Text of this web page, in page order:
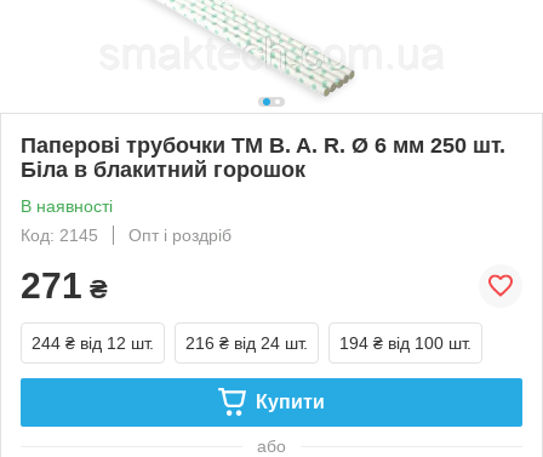
Паперові трубочки TM B. A. R. Ø 6 мм 250 шт.
Біла в блакитний горошок
В наявності
Код: 2145
Опт і роздріб
271 ₴
244 ₴ від 12 шт. 216 ₴ від 24 шт. 194 ₴ від 100 шт.
Купити
або